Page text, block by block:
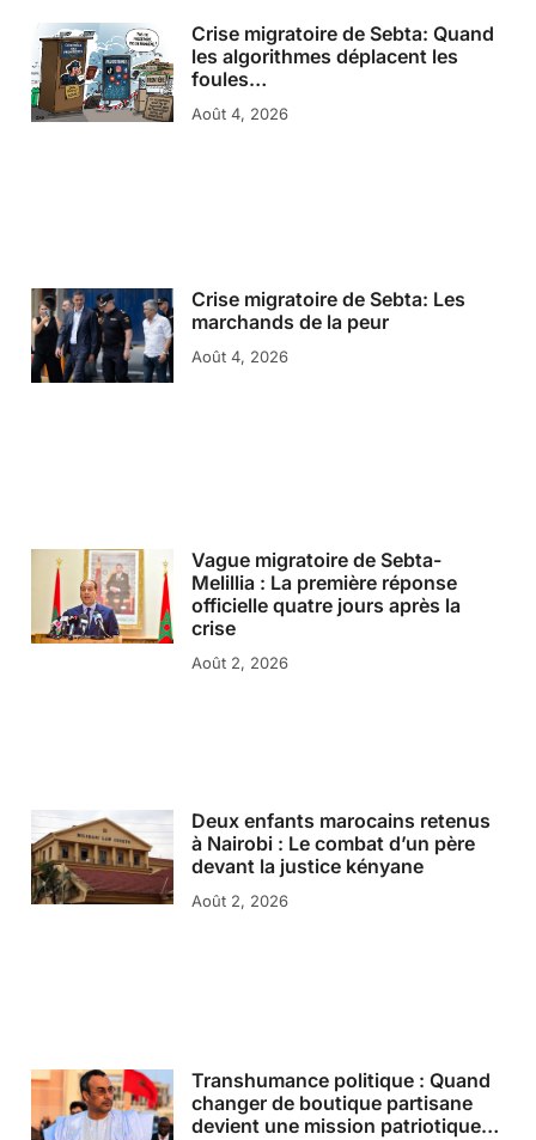
Crise migratoire de Sebta: Quand
les algorithmes déplacent les
foules…
Août 4, 2026
Crise migratoire de Sebta: Les
marchands de la peur
Août 4, 2026
Vague migratoire de Sebta-
Melillia : La première réponse
officielle quatre jours après la
crise
Août 2, 2026
Deux enfants marocains retenus
à Nairobi : Le combat d’un père
devant la justice kényane
Août 2, 2026
Transhumance politique : Quand
changer de boutique partisane
devient une mission patriotique…